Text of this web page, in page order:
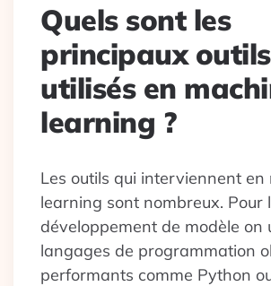
Quels sont les
principaux outils
utilisés en
learning ?
Les outils qui interviennent en
learning sont nombreux. Pour
développement de modèle on
langages de programmation
performants comme Python